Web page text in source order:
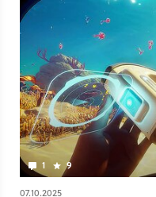
1 9
07.10.2025